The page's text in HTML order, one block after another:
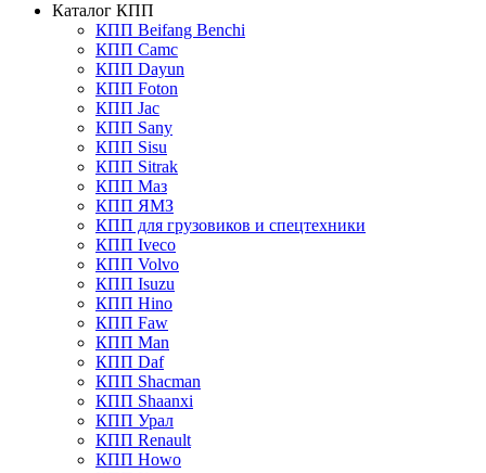
Каталог КПП
КПП Beifang Benchi
КПП Camc
КПП Dayun
КПП Foton
КПП Jac
КПП Sany
КПП Sisu
КПП Sitrak
КПП Маз
КПП ЯМЗ
КПП для грузовиков и спецтехники
КПП Iveco
КПП Volvo
КПП Isuzu
КПП Hino
КПП Faw
КПП Man
КПП Daf
КПП Shacman
КПП Shaanxi
КПП Урал
КПП Renault
КПП Howo